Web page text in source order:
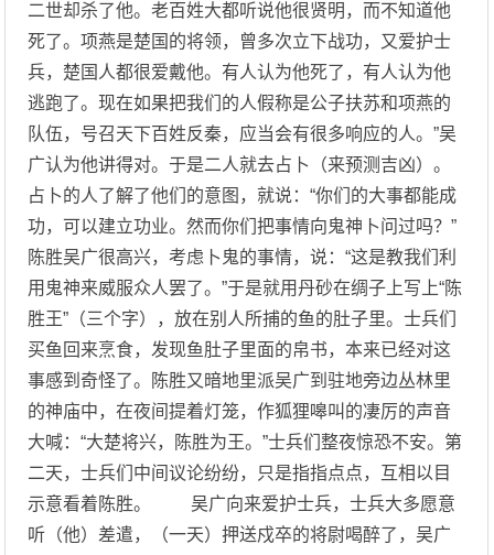
二世却杀了他。老百姓大都听说他很贤明，而不知道他
死了。项燕是楚国的将领，曾多次立下战功，又爱护士
兵，楚国人都很爱戴他。有人认为他死了，有人认为他
逃跑了。现在如果把我们的人假称是公子扶苏和项燕的
队伍，号召天下百姓反秦，应当会有很多响应的人。”吴
广认为他讲得对。于是二人就去占卜（来预测吉凶）。
占卜的人了解了他们的意图，就说：“你们的大事都能成
功，可以建立功业。然而你们把事情向鬼神卜问过吗？”
陈胜吴广很高兴，考虑卜鬼的事情，说：“这是教我们利
用鬼神来威服众人罢了。”于是就用丹砂在绸子上写上“陈
胜王”（三个字），放在别人所捕的鱼的肚子里。士兵们
买鱼回来烹食，发现鱼肚子里面的帛书，本来已经对这
事感到奇怪了。陈胜又暗地里派吴广到驻地旁边丛林里
的神庙中，在夜间提着灯笼，作狐狸嗥叫的凄厉的声音
大喊：“大楚将兴，陈胜为王。”士兵们整夜惊恐不安。第
二天，士兵们中间议论纷纷，只是指指点点，互相以目
示意看着陈胜。 吴广向来爱护士兵，士兵大多愿意
听（他）差遣，（一天）押送戍卒的将尉喝醉了，吴广